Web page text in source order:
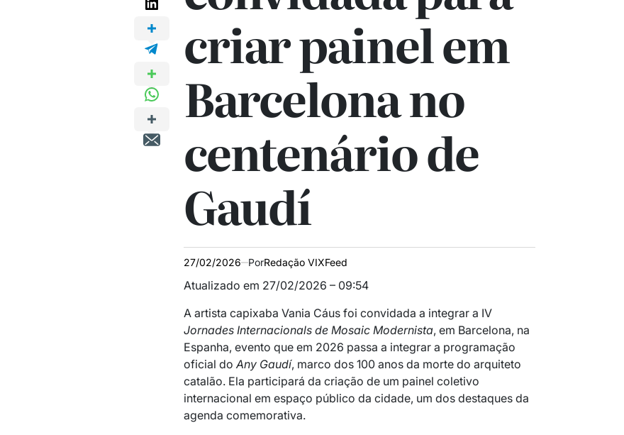
criar painel em
Barcelona no
centenário de
Gaudí
27/02/2026 PorRedação VIXFeed
Atualizado em 27/02/2026 – 09:54
A artista capixaba Vania Cáus foi convidada a integrar a IV
Jornades Internacionals de Mosaic Modernista, em Barcelona, na
Espanha, evento que em 2026 passa a integrar a programação
oficial doAny Gaudí, marco dos 100 anos da morte do arquiteto
catalão. Ela participará da criação de um painel coletivo
internacional em espaço público da cidade, um dos destaques da
agenda comemorativa.